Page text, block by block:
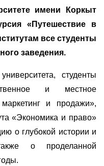
имени Коркыт
«Путешествие в
все студенты
заведения.
студенты
и местное
и продажи»,
«Экономика и право»
о глубокой истории и
о проделанной